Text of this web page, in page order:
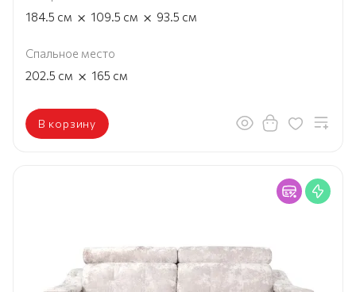
184.5 см × 109.5 см × 93.5 см
Спальное место
202.5 см × 165 см
В корзину